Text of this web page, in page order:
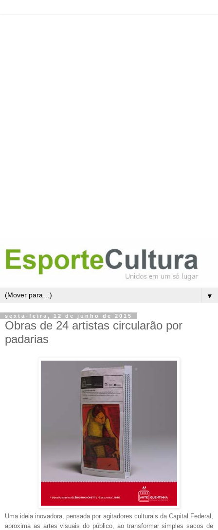
▼
sexta-feira, 12 de junho de 2015
Obras de 24 artistas circularão por
padarias
Uma ideia inovadora, pensada por agitadores culturais da Capital Federal,
aproxima as artes visuais do público, ao transformar simples sacos de